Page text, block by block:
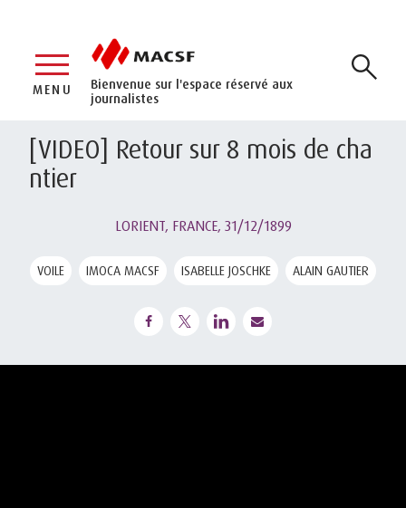
Bienvenue sur l'espace réservé aux
journalistes
MENU
[VIDEO] Retour sur 8 mois de cha
ntier
LORIENT, FRANCE, 31/12/1899
VOILE IMOCA MACSF ISABELLE JOSCHKE ALAIN GAUTIER